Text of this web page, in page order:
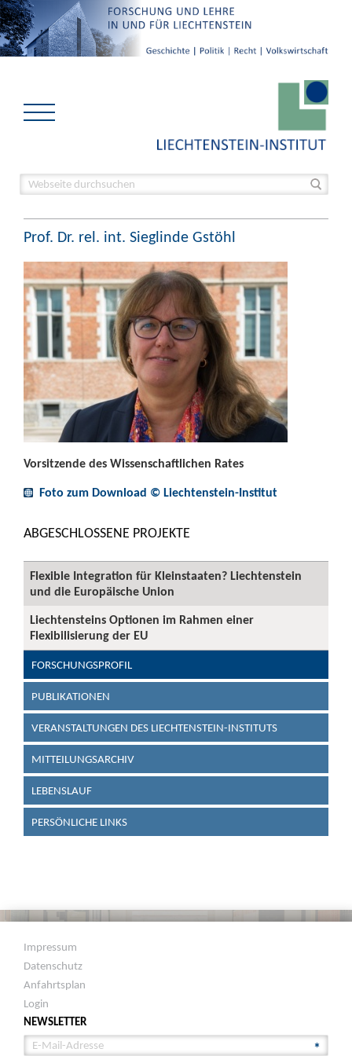
Prof. Dr. rel. int. Sieglinde Gstöhl
Vorsitzende des Wissenschaftlichen Rates
Foto zum Download © Liechtenstein-Institut
ABGESCHLOSSENE PROJEKTE
Flexible Integration für Kleinstaaten? Liechtenstein
und die Europäische Union
Liechtensteins Optionen im Rahmen einer
Flexibilisierung der EU
FORSCHUNGSPROFIL
PUBLIKATIONEN
VERANSTALTUNGEN DES LIECHTENSTEIN-INSTITUTS
MITTEILUNGSARCHIV
LEBENSLAUF
PERSÖNLICHE LINKS
Impressum
Datenschutz
Anfahrtsplan
Login
NEWSLETTER